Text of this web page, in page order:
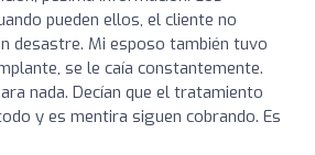
pueden ellos, el cliente no
desastre. Mi esposo también tuvo
se le caía constantemente.
nada. Decían que el tratamiento
y es mentira siguen cobrando. Es